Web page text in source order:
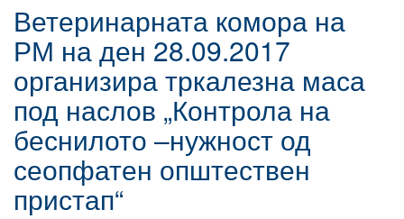
Ветеринарната комора на
РМ на ден 28.09.2017
организира тркалезна маса
под наслов „Контрола на
беснилото –нужност од
сеопфатен општествен
пристап“